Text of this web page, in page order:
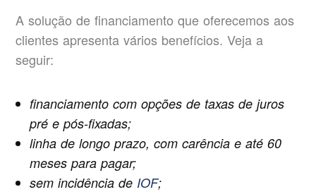
A solução de financiamento que oferecemos aos
clientes apresenta vários benefícios. Veja a
seguir:
financiamento com opções de taxas de juros
pré e pós-fixadas;
linha de longo prazo, com carência e até 60
meses para pagar;
sem incidência de IOF;